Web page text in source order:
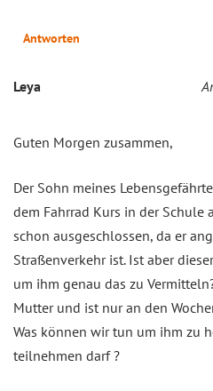
Antworten
Leya
Guten Morgen zusammen,
Der Sohn meines
dem Fahrrad Kurs in der Schule
schon ausgeschlossen, da er
Straßenverkehr ist. Ist aber
um ihm genau das zu
Mutter und ist nur an den
Was können wir tun um ihm zu
teilnehmen darf ?